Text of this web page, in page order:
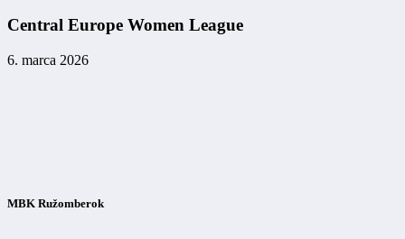
Central Europe Women League
6. marca 2026
MBK Ružomberok